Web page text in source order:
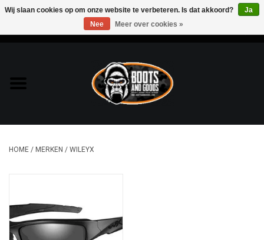
Bags & Packs
Bescherming
Messen & Multitools
HOME / MERKEN / WILEYX
Wij slaan cookies op om onze website te verbeteren. Is dat akkoord?
Ja
Nee
Meer over cookies »